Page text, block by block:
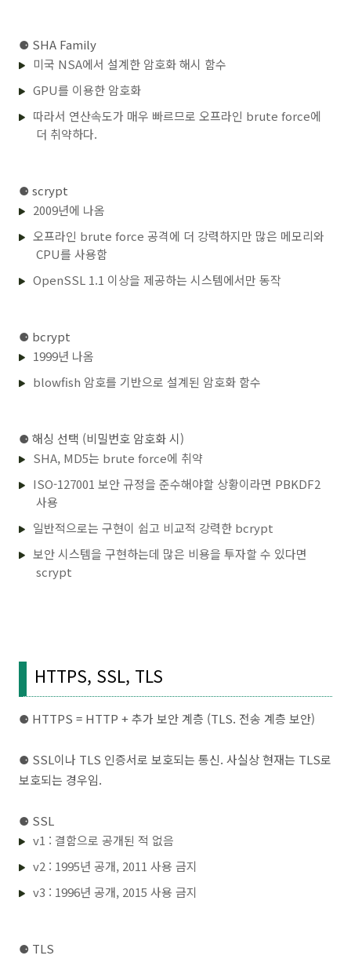
⚈ SHA Family
미국 NSA에서 설계한 암호화 해시 함수
GPU를 이용한 암호화
따라서 연산속도가 매우 빠르므로 오프라인 brute force에
더 취약하다.
⚈scrypt
2009년에 나옴
오프라인 brute force 공격에 더 강력하지만 많은 메모리와
CPU를 사용함
OpenSSL 1.1 이상을 제공하는 시스템에서만 동작
⚈ bcrypt
1999년 나옴
blowfish 암호를 기반으로 설계된 암호화 함수
⚈해싱 선택 (비밀번호 암호화 시)
SHA, MD5는 brute force에 취약
ISO-127001 보안 규정을 준수해야할 상황이라면 PBKDF2
사용
일반적으로는 구현이 쉽고 비교적 강력한 bcrypt
보안 시스템을 구현하는데 많은 비용을 투자할 수 있다면
scrypt
HTTPS, SSL, TLS
⚈ HTTPS = HTTP + 추가 보안 계층 (TLS. 전송 계층 보안)
⚈ SSL이나 TLS 인증서로 보호되는 통신. 사실상 현재는 TLS로
보호되는 경우임.
⚈ SSL
v1 : 결함으로 공개된 적 없음
v2 : 1995년 공개, 2011 사용 금지
v3 : 1996년 공개, 2015 사용 금지
⚈ TLS